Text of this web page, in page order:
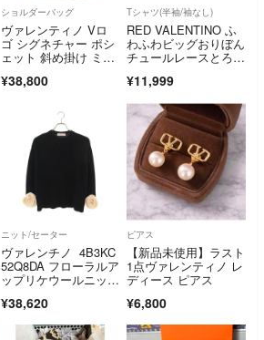
ショルダーバッグ
ヴァレンティノ Vロ
ゴ シグネチャー ポシ
ェット 斜め掛け ミ
グ レザー レディー
¥38,800
Tシャツ(半袖/袖なし)
RED VALENTINO ふ
わふわビッグおりぼん
チュールレースとろみ
¥11,999
ニット/セーター
ヴァレンチノ 4B3KC
52Q8DA フローラルア
ップリケウールニッ
¥38,620
ピアス
【新品未使用】ラスト
1点ヴァレンティノ レ
ディース ピアス
¥6,800